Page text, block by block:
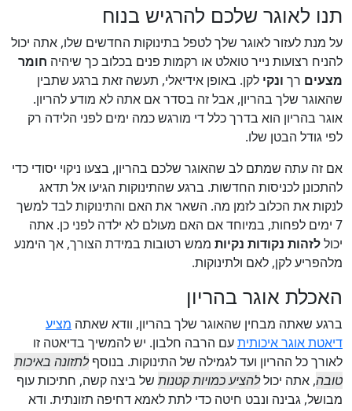
תנו לאוגר שלכם להרגיש בנוח
על מנת לעזור לאוגר שלך לטפל בתינוקות החדשים שלו, אתה יכול
להניח רצועות נייר טואלט או רקמות פנים בכלוב כך שיהיה חומר
מצעים רך ונקי לקן. באופן אידיאלי, תעשה זאת ברגע שתבין
שהאוגר שלך בהריון, אבל זה בסדר אם אתה לא מודע להריון.
אוגר בהריון הוא בדרך כלל די מורגש כמה ימים לפני הלידה רק
לפי גודל הבטן שלו.
אם זה עתה שמתם לב שהאוגר שלכם בהריון, בצעו ניקוי יסודי כדי
להתכונן לכניסות החדשות. ברגע שהתינוקות הגיעו אל תדאג
לנקות את הכלוב לזמן מה. השאר את האם והתינוקות לבד למשך
7 ימים לפחות, במיוחד אם האם מעולם לא ילדה לפני כן. אתה
יכוללזהות נקודות נקיות ממש רטובות במידת הצורך, אך הימנע
מלהפריע לקן, לאם ולתינוקות.
האכלת אוגר בהריון
ברגע שאתה מבחין שהאוגר שלך בהריון, וודא שאתה מציע
דיאטת אוגר איכותיתעם הרבה חלבון. יש להמשיך בדיאטה זו
לאורך כל ההריון ועד לגמילה של התינוקות. בנוסףלתזונה באיכות
טובה, אתה יכוללהציע כמויות קטנותשל ביצה קשה, חתיכות עוף
מבושל, גבינה ונבט חיטה כדי לתת לאמא דחיפה תזונתית. ודא